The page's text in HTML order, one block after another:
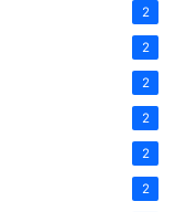
2
2
2
2
2
2